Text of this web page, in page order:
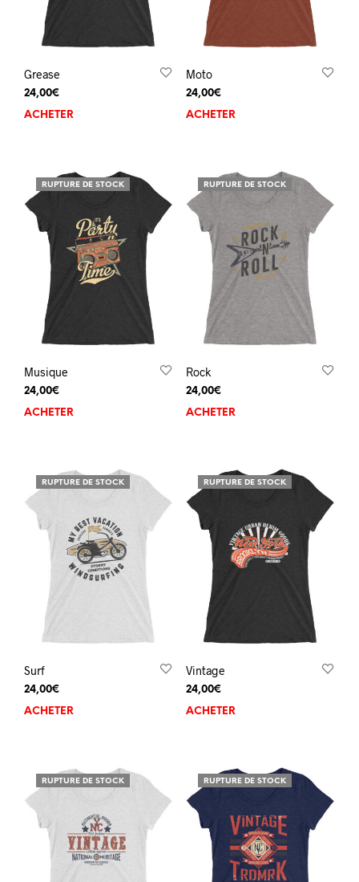
Grease
24,00€
ACHETER
Moto
24,00€
ACHETER
RUPTURE DE STOCK
Musique
24,00€
ACHETER
RUPTURE DE STOCK
Rock
24,00€
ACHETER
RUPTURE DE STOCK
Surf
24,00€
ACHETER
RUPTURE DE STOCK
Vintage
24,00€
ACHETER
RUPTURE DE STOCK RUPTURE DE STOCK